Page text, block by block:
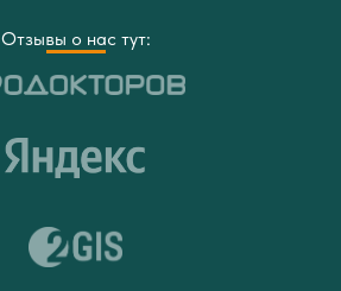
Отзывы о нас тут: